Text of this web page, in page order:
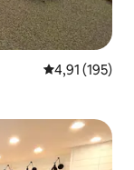
Vlerësimi
4,91 (195)